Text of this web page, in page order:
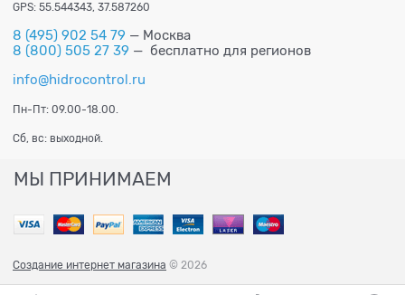
GPS: 55.544343, 37.587260
8 (495) 902 54 79 — Москва
8 (800) 505 27 39 — бесплатно для регионов
info@hidrocontrol.ru
Пн-Пт: 09.00-18.00.
Сб, вс: выходной.
МЫ ПРИНИМАЕМ
Создание интернет магазина © 2026